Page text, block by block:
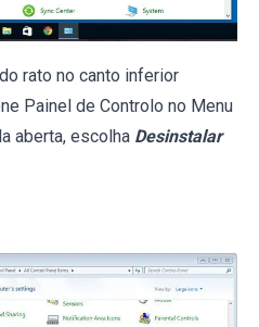
rato no canto inferior
Painel de Controlo no Menu
aberta, escolha Desinstalar